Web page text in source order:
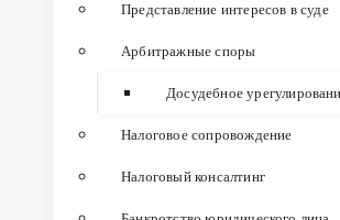
Представление интересов в суде
Арбитражные споры
Досудебное
Налоговое сопровождение
Налоговый консалтинг